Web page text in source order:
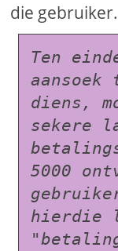
die gebruiker.
Ten
diens,
sekere
5000
hierdie